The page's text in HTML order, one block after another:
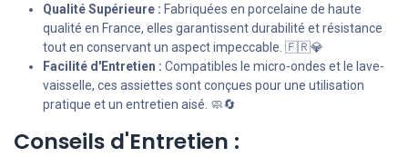
Qualité Supérieure : Fabriquées en porcelaine de haute
qualité en France, elles garantissent durabilité et résistance
tout en conservant un aspect impeccable. 🇫🇷💎
Facilité d'Entretien : Compatibles le micro-ondes et le lave-
vaisselle, ces assiettes sont conçues pour une utilisation
pratique et un entretien aisé. 🧼🔄
Conseils d'Entretien :